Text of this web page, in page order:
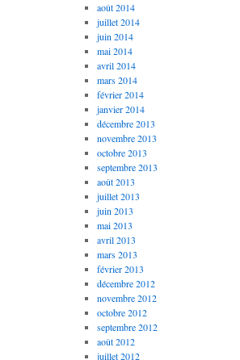
août 2014
juillet 2014
juin 2014
mai 2014
avril 2014
mars 2014
février 2014
janvier 2014
décembre 2013
novembre 2013
octobre 2013
septembre 2013
août 2013
juillet 2013
juin 2013
mai 2013
avril 2013
mars 2013
février 2013
décembre 2012
novembre 2012
octobre 2012
septembre 2012
août 2012
juillet 2012